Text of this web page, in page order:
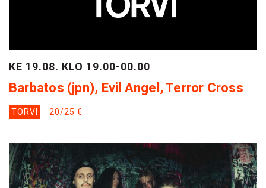
KE 19.08. KLO 19.00-00.00
Barbatos (jpn), Evil Angel, Terror Cross
TORVI 20/25 €